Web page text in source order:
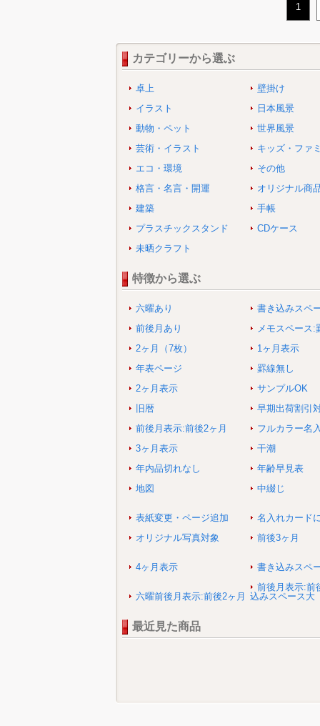
1
カテゴリーから選ぶ
卓上
壁掛け
イラスト
日本風景
動物・ペット
世界風景
芸術・イラスト
キッズ・ファ
エコ・環境
その他
格言・名言・開運
オリジナル商
建築
手帳
プラスチックスタンド
CDケース
未晒クラフト
特徴から選ぶ
六曜あり
書き込みスペ
前後月あり
メモスペース:
2ヶ月（7枚）
1ヶ月表示
年表ページ
罫線無し
2ヶ月表示
サンプルOK
旧暦
早期出荷割引
前後月表示:前後2ヶ月
フルカラー名
3ヶ月表示
干潮
年内品切れなし
年齢早見表
地図
中綴じ
表紙変更・ページ追加
名入れカード
オリジナル写真対象
前後3ヶ月
4ヶ月表示 書き込みスペ
六曜前後月表示:前後2ヶ月
前後月表示:前
込みスペース大
最近見た商品